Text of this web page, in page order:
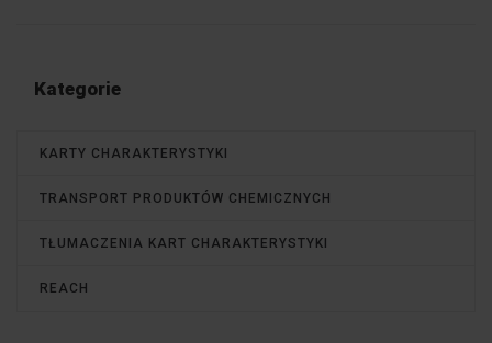
Kategorie
KARTY CHARAKTERYSTYKI
TRANSPORT PRODUKTÓW CHEMICZNYCH
TŁUMACZENIA KART CHARAKTERYSTYKI
REACH